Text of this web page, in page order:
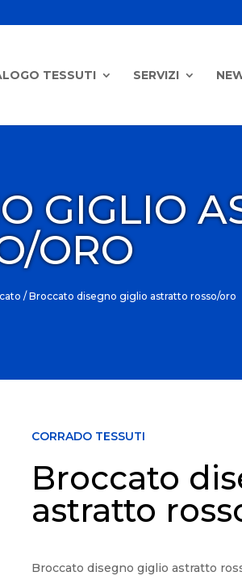
TESSUTI SERVIZI
GIGLIO
ORO
/ Broccato disegno giglio astratto rosso/oro
CORRADO TESSUTI
Broccato
astratto
Broccato disegno giglio astratto